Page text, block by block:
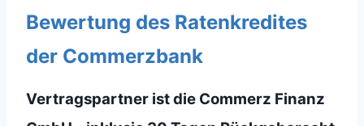
Bewertung des Ratenkredites
der Commerzbank
Vertragspartner ist die Commerz Finanz